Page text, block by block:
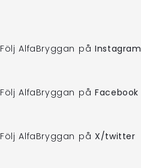
Följ AlfaBryggan på Instagram
Följ AlfaBryggan på Facebook
Följ AlfaBryggan på X/twitter